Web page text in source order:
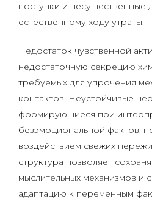
поступки и несущественные
естественному ходу утраты.
Недостаток чувственной
недостаточную секрецию
требуемых для упрочения
контактов. Неустойчивые
формирующиеся при
безэмоциональной фактов,
воздействием свежих
структура позволяет
мыслительных механизмов и
адаптацию к переменным